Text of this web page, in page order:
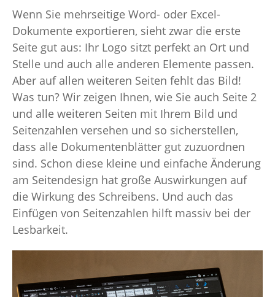
Wenn Sie mehrseitige Word- oder Excel-
Dokumente exportieren, sieht zwar die erste
Seite gut aus: Ihr Logo sitzt perfekt an Ort und
Stelle und auch alle anderen Elemente passen.
Aber auf allen weiteren Seiten fehlt das Bild!
Was tun? Wir zeigen Ihnen, wie Sie auch Seite 2
und alle weiteren Seiten mit Ihrem Bild und
Seitenzahlen versehen und so sicherstellen,
dass alle Dokumentenblätter gut zuzuordnen
sind. Schon diese kleine und einfache Änderung
am Seitendesign hat große Auswirkungen auf
die Wirkung des Schreibens. Und auch das
Einfügen von Seitenzahlen hilft massiv bei der
Lesbarkeit.